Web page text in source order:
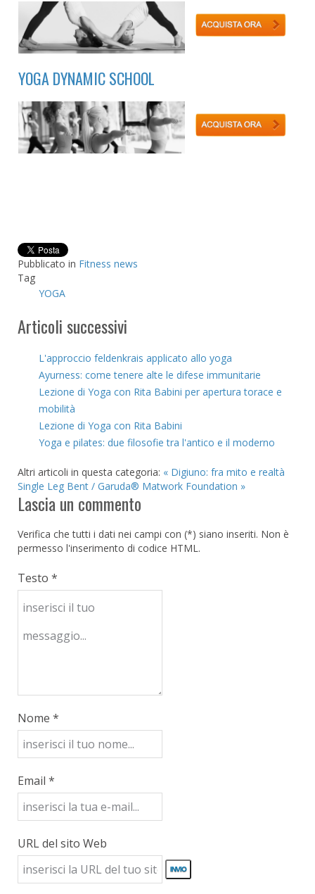
YOGA DYNAMIC SCHOOL
Pubblicato in Fitness news
Tag
YOGA
Articoli successivi
L'approccio feldenkrais applicato allo yoga
Ayurness: come tenere alte le difese immunitarie
Lezione di Yoga con Rita Babini per apertura torace e
mobilità
Lezione di Yoga con Rita Babini
Yoga e pilates: due filosofie tra l'antico e il moderno
Altri articoli in questa categoria: « Digiuno: fra mito e realtà
Single Leg Bent / Garuda® Matwork Foundation »
Lascia un commento
Verifica che tutti i dati nei campi con (*) siano inseriti. Non è
permesso l'inserimento di codice HTML.
Testo *
Nome *
Email *
URL del sito Web